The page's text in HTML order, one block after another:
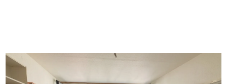
praktischen Diele, welche ausreichend Platz für eine […]